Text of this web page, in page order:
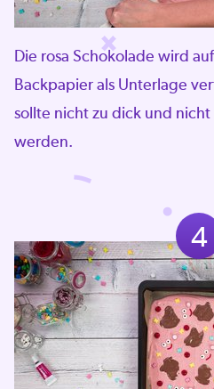
Die rosa Schokolade wird
Backpapier als Unterlage
sollte nicht zu dick und
werden.
4